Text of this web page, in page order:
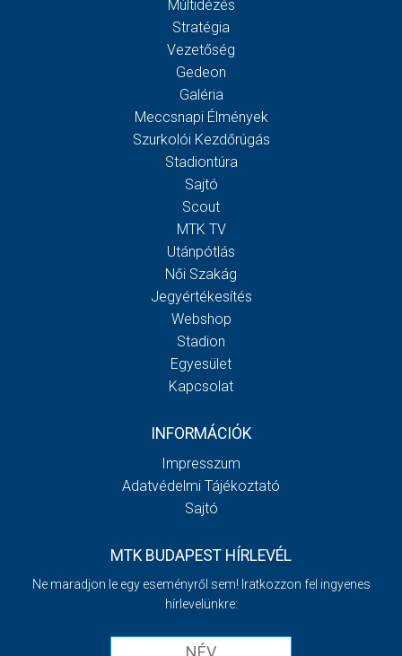
Múltidézés
Stratégia
Vezetőség
Gedeon
Galéria
Meccsnapi Élmények
Szurkolói Kezdőrúgás
Stadiontúra
Sajtó
Scout
MTK TV
Utánpótlás
Női Szakág
Jegyértékesítés
Webshop
Stadion
Egyesület
Kapcsolat
INFORMÁCIÓK
Impresszum
Adatvédelmi Tájékoztató
Sajtó
MTK BUDAPEST HÍRLEVÉL
Ne maradjon le egy eseményről sem! Iratkozzon fel ingyenes
hírlevelünkre: